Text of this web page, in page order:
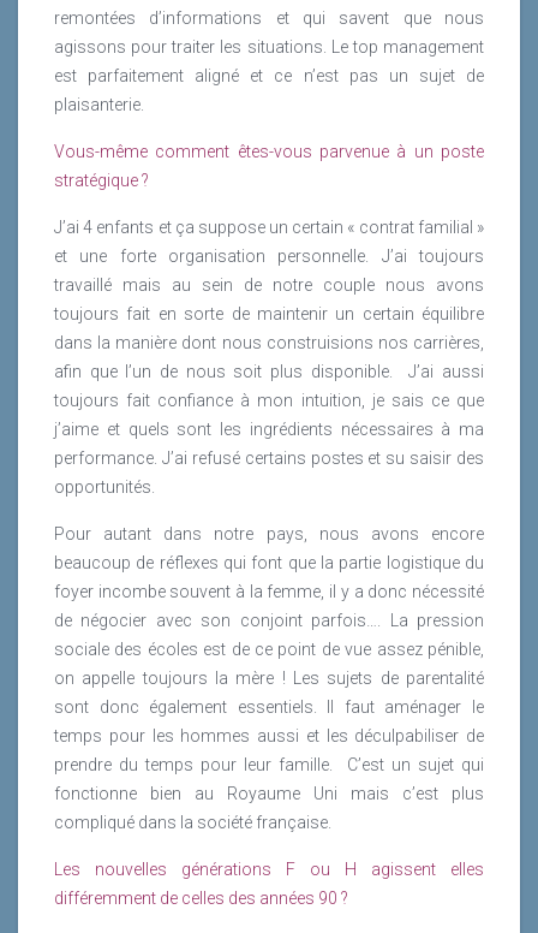
remontées d’informations et qui savent que nous
agissons pour traiter les situations. Le top management
est parfaitement aligné et ce n’est pas un sujet de
plaisanterie.
Vous-même comment êtes-vous parvenue à un poste
stratégique ?
J’ai 4 enfants et ça suppose un certain « contrat familial »
et une forte organisation personnelle. J’ai toujours
travaillé mais au sein de notre couple nous avons
toujours fait en sorte de maintenir un certain équilibre
dans la manière dont nous construisions nos carrières,
afin que l’un de nous soit plus disponible. J’ai aussi
toujours fait confiance à mon intuition, je sais ce que
j’aime et quels sont les ingrédients nécessaires à ma
performance. J’ai refusé certains postes et su saisir des
opportunités.
Pour autant dans notre pays, nous avons encore
beaucoup de réflexes qui font que la partie logistique du
foyer incombe souvent à la femme, il y a donc nécessité
de négocier avec son conjoint parfois…. La pression
sociale des écoles est de ce point de vue assez pénible,
on appelle toujours la mère ! Les sujets de parentalité
sont donc également essentiels. Il faut aménager le
temps pour les hommes aussi et les déculpabiliser de
prendre du temps pour leur famille.
C’est un sujet qui
fonctionne bien au Royaume Uni mais c’est plus
compliqué dans la société française.
Les nouvelles générations F ou H agissent elles
différemment de celles des années 90 ?